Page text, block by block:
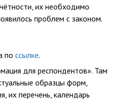
их необходимо
проблем с законом.
поссылке.
для респондентов». Там
образцы форм,
их перечень, календарь